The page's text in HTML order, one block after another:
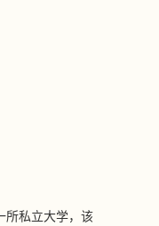
所私立大学， 该